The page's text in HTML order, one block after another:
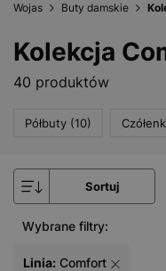
Wojas Buty damskie
40 produktów
Półbuty (10)
Sortuj
Wybrane filtry:
Linia: Comfort